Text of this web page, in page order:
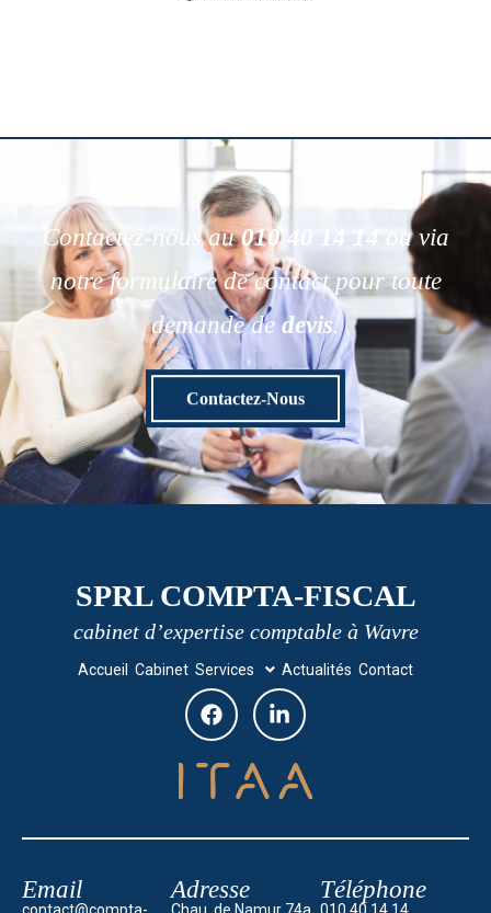
Contactez-nous au010 40 14 14
ou via
notre formulaire de contact pour toute
demande de devis.
Contactez-Nous
SPRL COMPTA-FISCAL
cabinet d’expertise comptable à Wavre
Accueil Cabinet Services Actualités Contact
Email Adresse Téléphone